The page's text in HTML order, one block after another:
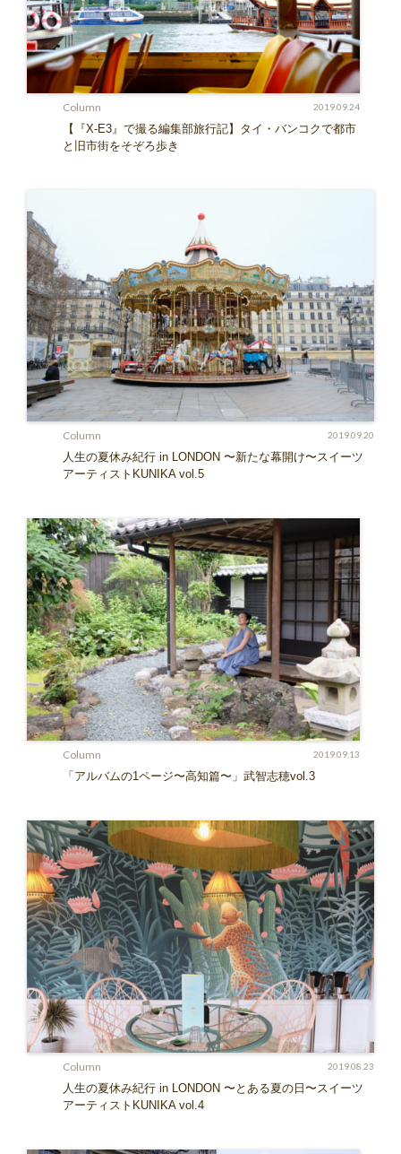
Column 2019.09.24
【『X-E3』で撮る編集部旅行記】タイ・バンコクで都市
と旧市街をそぞろ歩き
Column 2019.09.20
人生の夏休み紀行 in LONDON 〜新たな幕開け〜スイーツ
アーティストKUNIKA vol.5
Column 2019.09.13
「アルバムの1ページ〜高知篇〜」武智志穂vol.3
Column 2019.08.23
人生の夏休み紀行 in LONDON 〜とある夏の日〜スイーツ
アーティストKUNIKA vol.4